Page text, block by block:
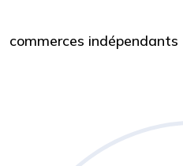
commerces indépendants